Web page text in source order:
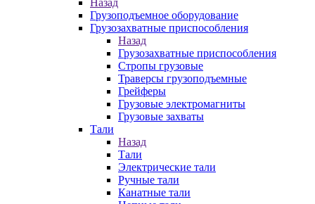
Назад
Грузоподъемное оборудование
Грузозахватные приспособления
Назад
Грузозахватные приспособления
Стропы грузовые
Траверсы грузоподъемные
Грейферы
Грузовые электромагниты
Грузовые захваты
Тали
Назад
Тали
Электрические тали
Ручные тали
Канатные тали